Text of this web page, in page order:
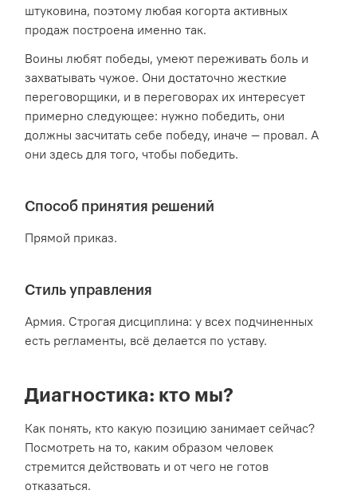
штуковина, поэтому любая когорта активных
продаж построена именно так.
Воины любят победы, умеют переживать боль и
захватывать чужое. Они достаточно жесткие
переговорщики, и в переговорах их интересует
примерно следующее: нужно победить, они
должны засчитать себе победу, иначе — провал. А
они здесь для того, чтобы победить.
Способ принятия решений
Прямой приказ.
Стиль управления
Армия. Строгая дисциплина: у всех подчиненных
есть регламенты, всё делается по уставу.
Диагностика: кто мы?
Как понять, кто какую позицию занимает сейчас?
Посмотреть на то, каким образом человек
стремится действовать и от чего не готов
отказаться.